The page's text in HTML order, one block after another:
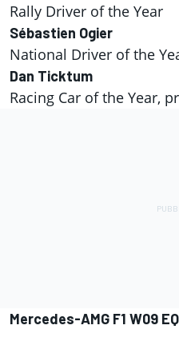
Rally Driver of the Year
Sébastien Ogier
National Driver of the
Dan Ticktum
Racing Car of the Year,
Mercedes-AMG F1 W09